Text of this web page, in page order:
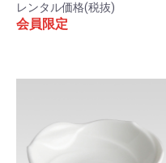
レンタル価格(税抜)
会員限定